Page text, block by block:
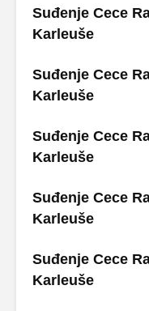
Suđenje Cece
Karleuše
Suđenje Cece
Karleuše
Suđenje Cece
Karleuše
Suđenje Cece
Karleuše
Suđenje Cece
Karleuše